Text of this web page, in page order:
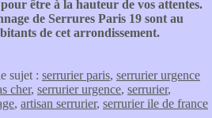
pour être à la hauteur de vos attentes.
de Serrures Paris 19 sont au
de cet arrondissement.
sujet : serrurier paris, serrurier urgence
cher, serrurier urgence, serrurier,
, artisan serrurier, serrurier ile de france